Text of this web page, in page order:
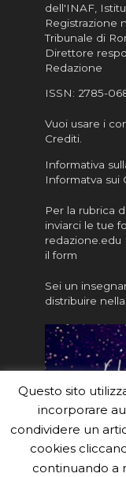
dell'INAF,
Registrazione
Tribunale di
Direttore
Redazione
ISSN: 2785-
Vuoi usare i
Crediti.
Informativa
Informatva sui
Per la rubrica
inviarci le tue
redazione.edu
il form
Sei un
distribuire nella
Questo sito
incorporare
condividere un
cookies
continuando a